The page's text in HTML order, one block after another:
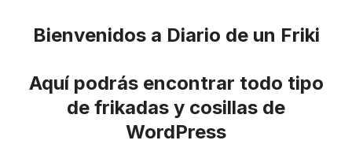
Bienvenidos a Diario de un Friki
Aquí podrás encontrar todo tipo
de frikadas y cosillas de
WordPress